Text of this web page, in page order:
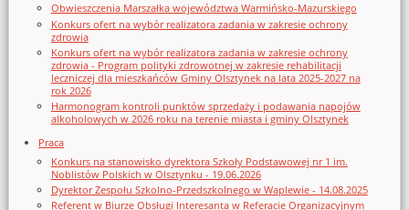
Obwieszczenia Marszałka województwa Warmińsko-Mazurskiego
Konkurs ofert na wybór realizatora zadania w zakresie ochrony
zdrowia
Konkurs ofert na wybór realizatora zadania w zakresie ochrony
zdrowia - Program polityki zdrowotnej w zakresie rehabilitacji
leczniczej dla mieszkańców Gminy Olsztynek na lata 2025-2027 na
rok 2026
Harmonogram kontroli punktów sprzedaży i podawania napojów
alkoholowych w 2026 roku na terenie miasta i gminy Olsztynek
Praca
Konkurs na stanowisko dyrektora Szkoły Podstawowej nr 1 im.
Noblistów Polskich w Olsztynku - 19.06.2026
Dyrektor Zespołu Szkolno-Przedszkolnego w Waplewie - 14.08.2025
Referent w Biurze Obsługi Interesanta w Referacie Organizacyjnym